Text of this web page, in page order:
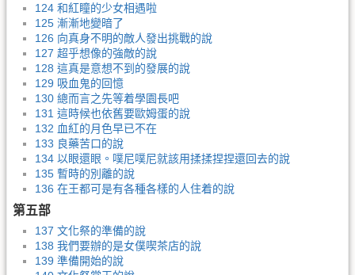
124 和紅瞳的少女相遇啦
125 漸漸地變暗了
126 向真身不明的敵人發出挑戰的說
127 超乎想像的強敵的說
128 這真是意想不到的發展的說
129 吸血鬼的回憶
130 總而言之先等着學園長吧
131 這時候也依舊要歐姆蛋的說
132 血紅的月色早已不在
133 良藥苦口的說
134 以眼還眼。噗尼噗尼就該用揉揉捏捏還回去的說
135 暫時的別離的說
136 在王都可是有各種各樣的人住着的說
第五部
137 文化祭的準備的說
138 我們要辦的是女僕喫茶店的說
139 準備開始的說